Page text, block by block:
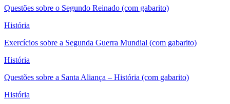
Questões sobre o Segundo Reinado (com gabarito)
História
Exercícios sobre a Segunda Guerra Mundial (com gabarito)
História
Questões sobre a Santa Aliança – História (com gabarito)
História